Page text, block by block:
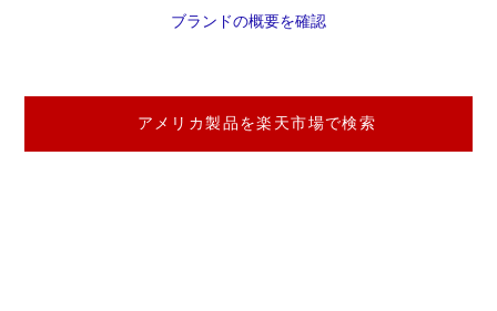
ブランドの概要を確認
アメリカ製品を楽天市場で検索